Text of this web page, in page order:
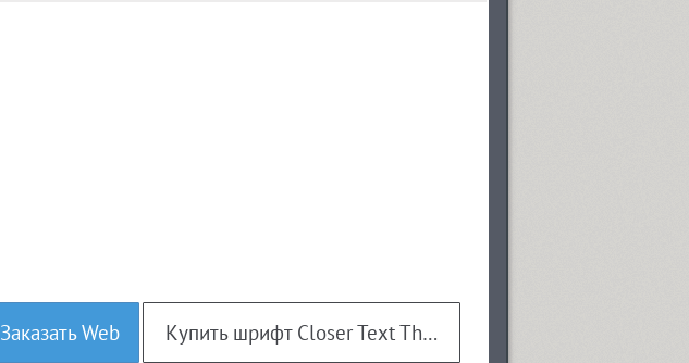
Заказать Web Купить шрифт Closer Text Thin